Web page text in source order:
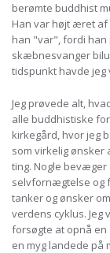
berømte buddhist
Han var højt æret af
han "var", fordi han
skæbnesvanger
tidspunkt havde
Jeg prøvede alt,
alle buddhistiske
kirkegård, hvor jeg
som virkelig ønsker
ting. Nogle bevæger
selvfornægtelse og
tanker og ønsker
verdens cyklus. Jeg
forsøgte at opnå
en myg landede på